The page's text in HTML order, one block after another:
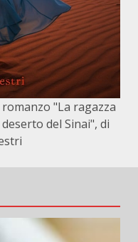
"La ragazza
del Sinai", di